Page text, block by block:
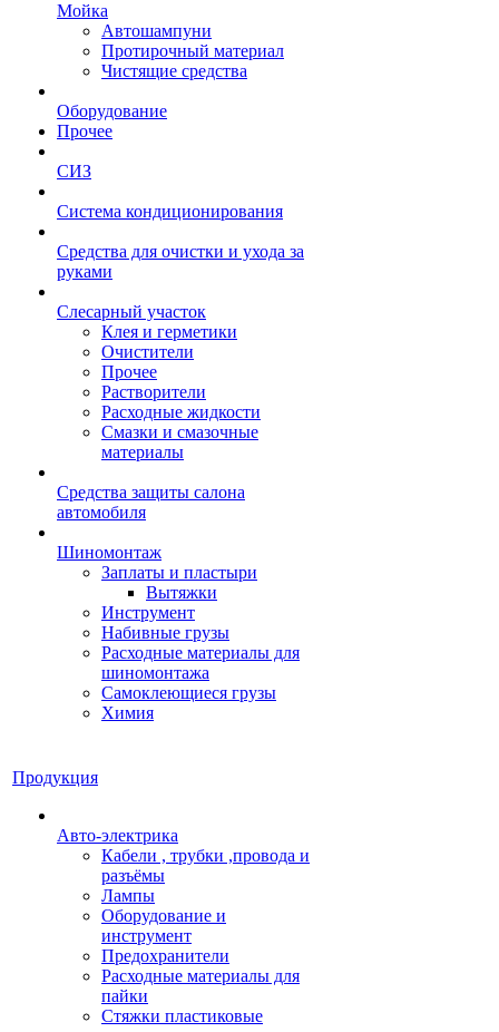
Мойка
Автошампуни
Протирочный материал
Чистящие средства
Оборудование
Прочее
СИЗ
Система кондиционирования
Средства для очистки и ухода за
руками
Слесарный участок
Клея и герметики
Очистители
Прочее
Растворители
Расходные жидкости
Смазки и смазочные
материалы
Средства защиты салона
автомобиля
Шиномонтаж
Заплаты и пластыри
Вытяжки
Инструмент
Набивные грузы
Расходные материалы для
шиномонтажа
Самоклеющиеся грузы
Химия
Продукция
Авто-электрика
Кабели , трубки ,провода и
разъёмы
Лампы
Оборудование и
инструмент
Предохранители
Расходные материалы для
пайки
Стяжки пластиковые